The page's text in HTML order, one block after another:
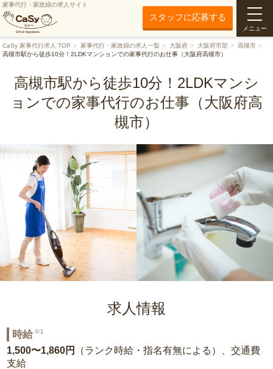
家事代行・家政婦の求人サイト
スタッフに応募する
メニュー
CaSy 家事代行求人 TOP 家事代行・家政婦の求人一覧 大阪府 大阪府市部
高槻市
高槻市駅から徒歩10分！2LDKマンションでの家事代行のお仕事（大阪府高槻市）
高槻市駅から徒歩10分！2LDKマンシ
ョンでの家事代行のお仕事（大阪府高
槻市）
求人情報
時給 ※1
1,500〜1,860円
（ランク時給・指名有無による）、交通費
支給